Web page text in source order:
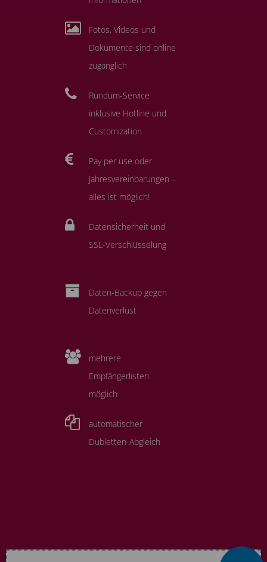
Fotos, Videos und
Dokumente sind online
zugänglich
Rundum-Service
inklusive Hotline und
Customization
Pay per use oder
Jahresvereinbarungen –
alles ist möglich!
Datensicherheit und
SSL-Verschlüsselung
Daten-Backup gegen
Datenverlust
mehrere
Empfängerlisten
möglich
automatischer
Dubletten-Abgleich